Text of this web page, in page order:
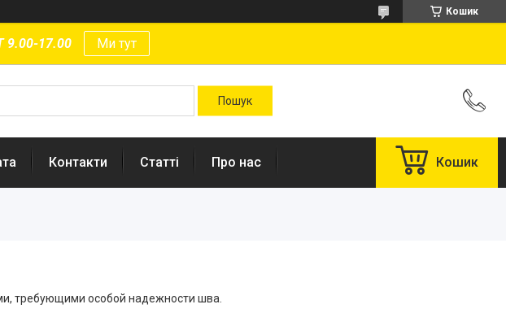
Кошик
9.00-17.00 Ми тут
Контакти Статті Про нас Кошик
требующими особой надежности шва.